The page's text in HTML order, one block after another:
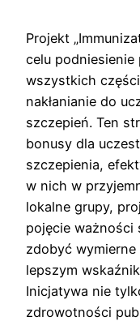
Projekt
celu
wszystkich
nakłanianie do
szczepień. Ten
bonusy dla
szczepienia,
w nich w
lokalne grupy,
pojęcie ważności
zdobyć
lepszym
Inicjatywa nie
zdrowotności